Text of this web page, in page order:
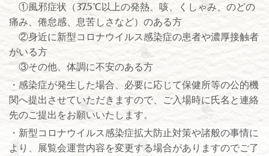
①風邪症状（37.5℃以上の発熱、咳、くしゃみ、のどの
痛み、倦怠感、息苦しさなど）のある方
②身近に新型コロナウイルス感染症の患者や濃厚接触者
がいる方
③その他、体調に不安のある方
・感染症が発生した場合、必要に応じて保健所等の公的機
関へ提出させていただきますので、ご入場時に氏名と連絡
先のご提出をお願いいたします。
・新型コロナウイルス感染症拡大防止対策や諸般の事情に
より、展覧会運営内容を変更する場合がありますのでご了